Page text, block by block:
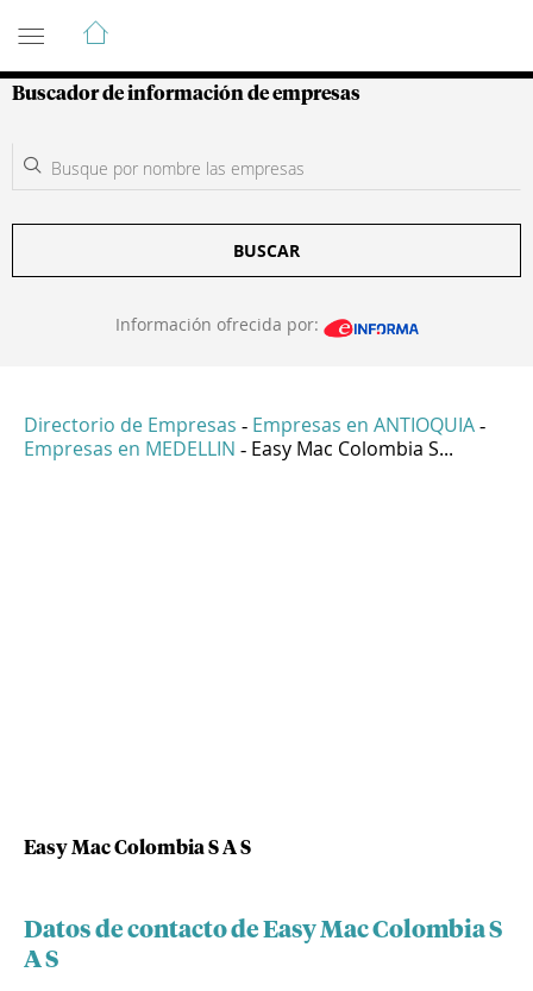
Guía de Empresas Colombianas
Buscador de información de empresas
BUSCAR
Información ofrecida por:
Directorio de Empresas - Empresas en ANTIOQUIA -
Empresas en MEDELLIN - Easy Mac Colombia S...
Easy Mac Colombia S A S
Datos de contacto de Easy Mac Colombia S
A S